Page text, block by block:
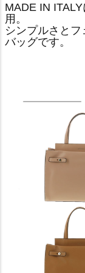
MADE IN
用。
シンプルさと
バッグです。